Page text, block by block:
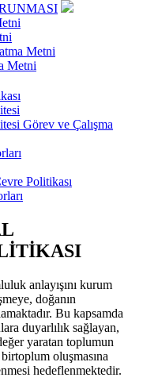
Metni
Metni
Görev ve Çalışma
Politikası
anlayışını kurum
doğanın
Bu kapsamda
duyarlılık sağlayan,
yaratan toplumun
oluşmasına
hedeflenmektedir.